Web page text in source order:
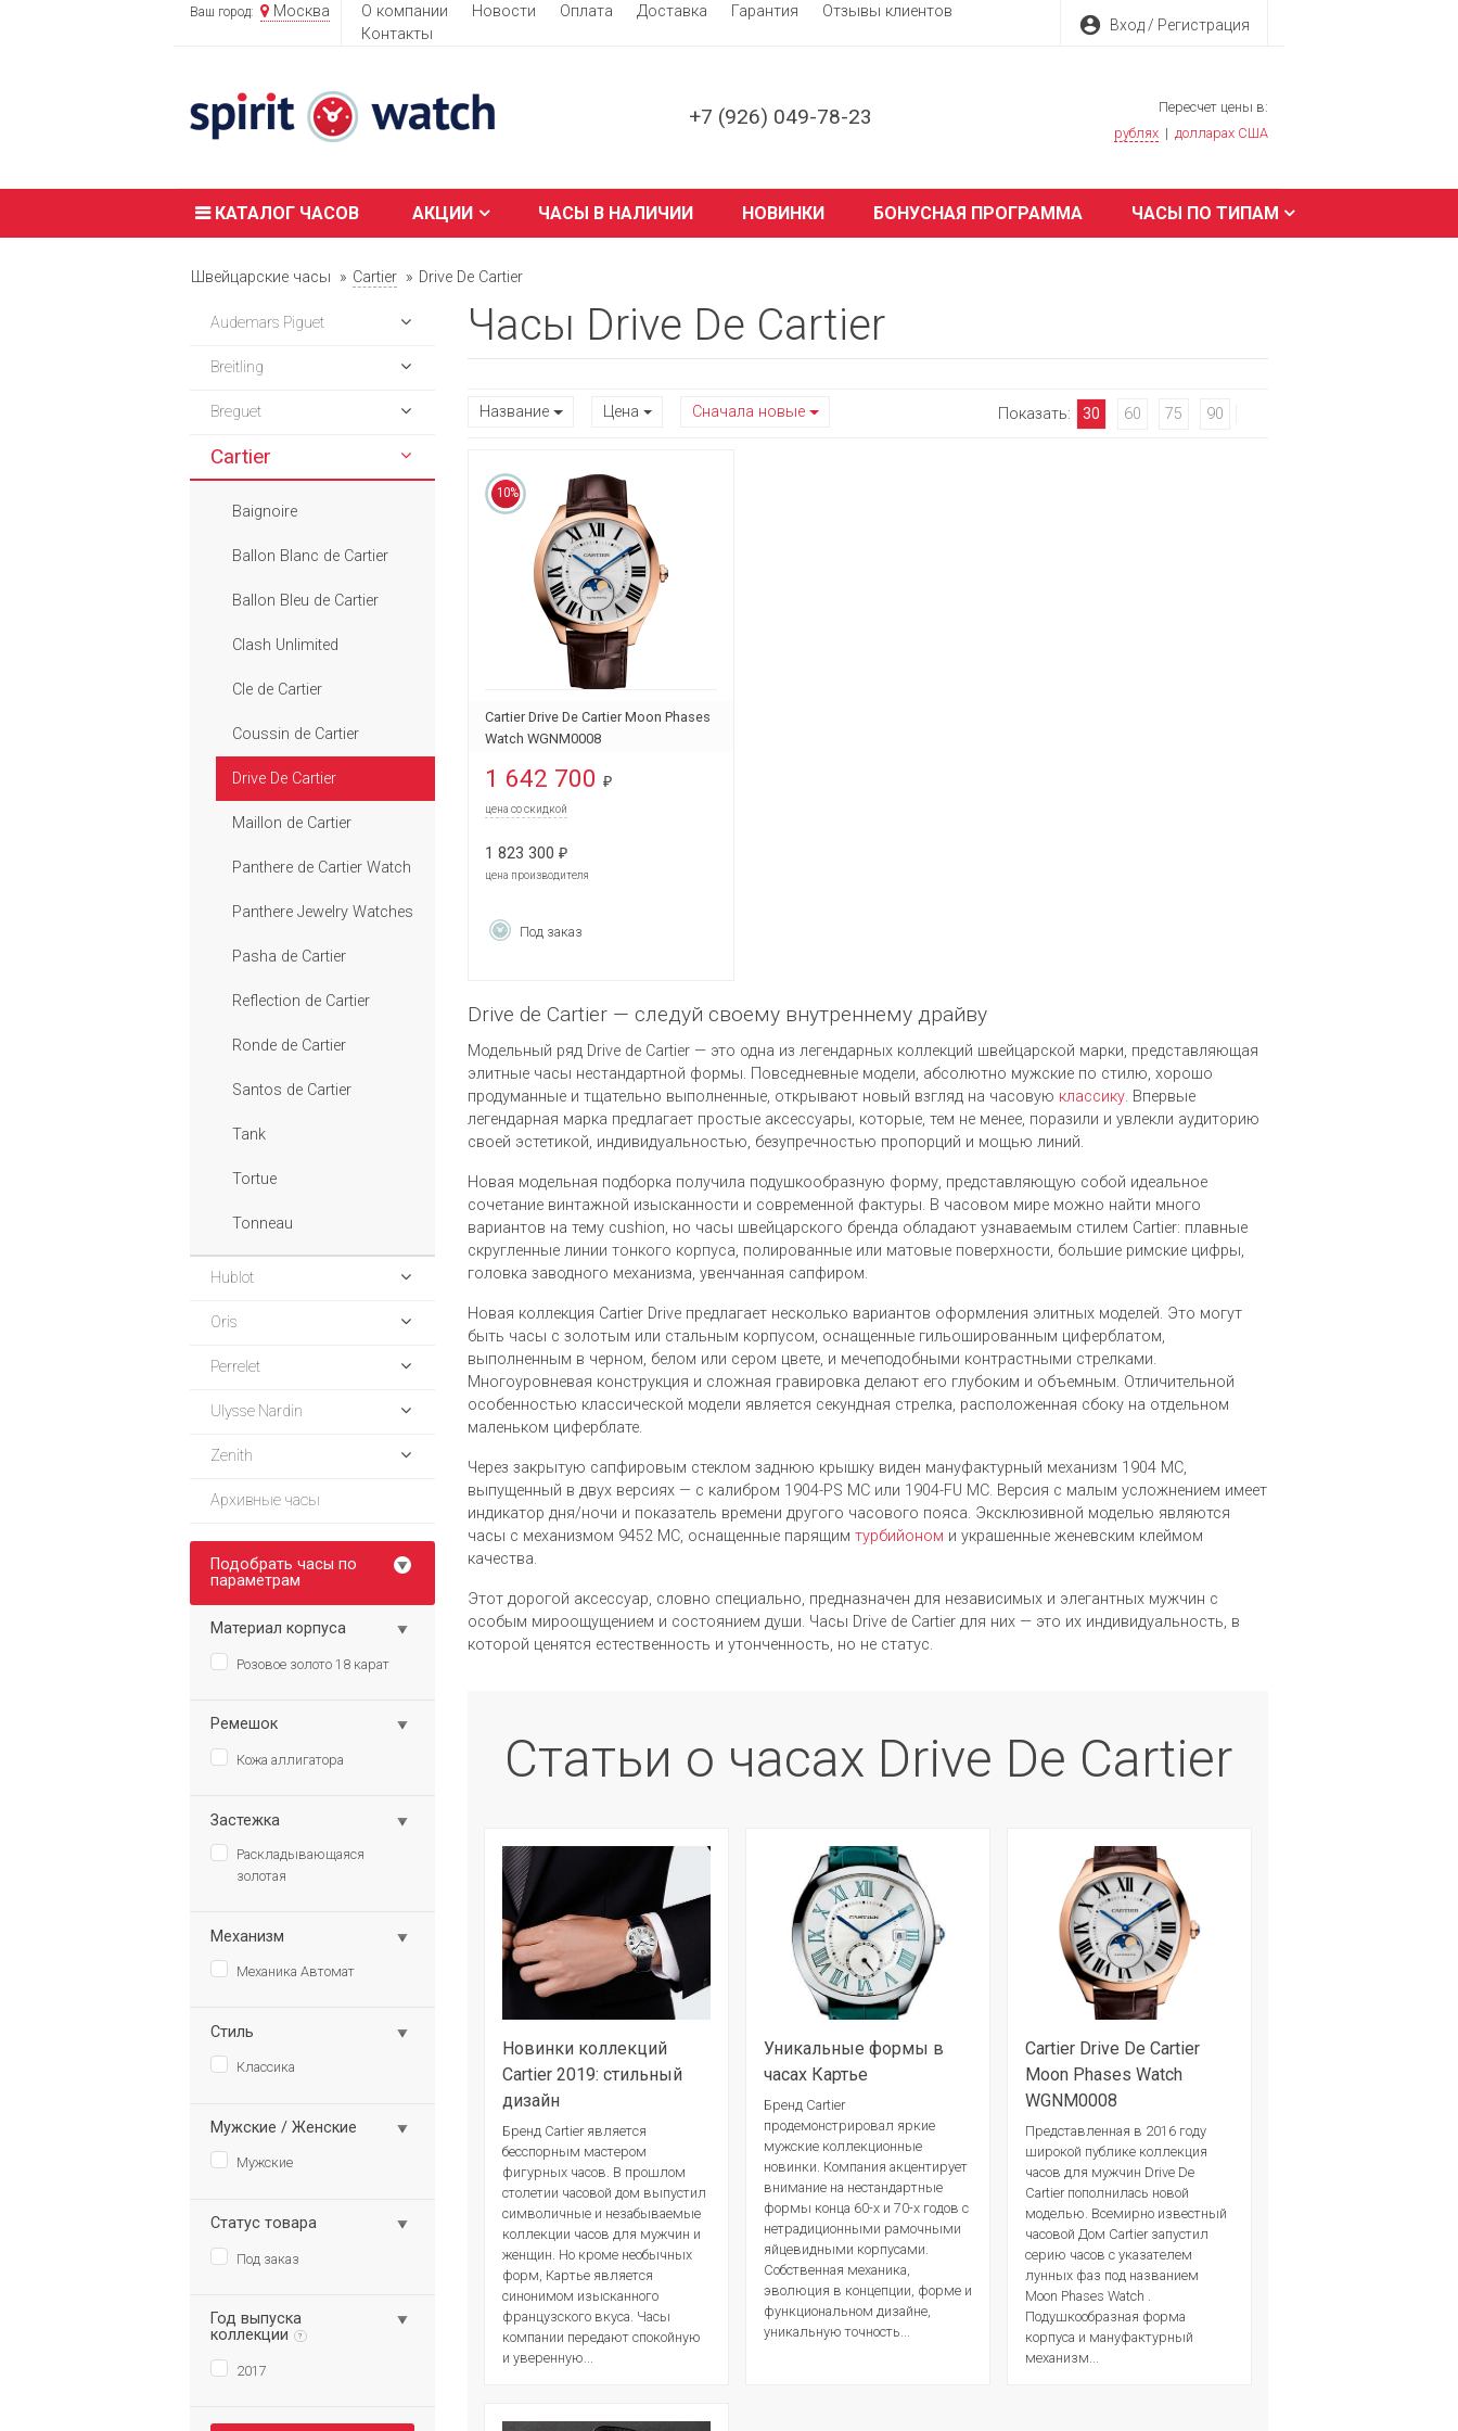
Ваш город: Москва О компании Новости Оплата Доставка Гарантия
Отзывы клиентов
Контакты
account_circle Вход / Регистрация
+7 (926) 049-78-23
Пересчет цены в:
рублях | долларах США
КАТАЛОГ ЧАСОВ АКЦИИ ЧАСЫ В НАЛИЧИИ НОВИНКИ БОНУСНАЯ ПРОГРАММА ЧАСЫ ПО ТИПАМ
Швейцарские часы Cartier Drive De Cartier
Audemars Piguet
Breitling
Breguet
Cartier
Baignoire
Ballon Blanc de Cartier
Ballon Bleu de Cartier
Clash Unlimited
Cle de Cartier
Coussin de Cartier
Drive De Cartier
Maillon de Cartier
Panthere de Cartier Watch
Panthere Jewelry Watches
Pasha de Cartier
Reflection de Cartier
Ronde de Cartier
Santos de Cartier
Tank
Tortue
Tonneau
Hublot
Oris
Perrelet
Ulysse Nardin
Zenith
Архивные часы
Подобрать часы по
параметрам
Материал корпуса
Розовое золото 18 карат
Ремешок
Кожа аллигатора
Застежка
Раскладывающаяся
золотая
Механизм
Механика Автомат
Стиль
Классика
Мужские / Женские
Мужские
Статус товара
Под заказ
Год выпуска
коллекции
?
2017
Часы Drive De Cartier
Название Цена Сначала новые Показать: 30 60 75 90
10%
Cartier Drive De Cartier Moon Phases
Watch WGNM0008
1 642 700 ₽
цена со скидкой
1 823 300 ₽
цена производителя
Под заказ
Drive de Cartier — следуй своему внутреннему драйву
Модельный ряд Drive de Cartier — это одна из легендарных коллекций швейцарской марки, представляющая
элитные часы нестандартной формы. Повседневные модели, абсолютно мужские по стилю, хорошо
продуманные и тщательно выполненные, открывают новый взгляд на часовую классику. Впервые
легендарная марка предлагает простые аксессуары, которые, тем не менее, поразили и увлекли аудиторию
своей эстетикой, индивидуальностью, безупречностью пропорций и мощью линий.
Новая модельная подборка получила подушкообразную форму, представляющую собой идеальное
сочетание винтажной изысканности и современной фактуры. В часовом мире можно найти много
вариантов на тему cushion, но часы швейцарского бренда обладают узнаваемым стилем Cartier: плавные
скругленные линии тонкого корпуса, полированные или матовые поверхности, большие римские цифры,
головка заводного механизма, увенчанная сапфиром.
Новая коллекция Cartier Drive предлагает несколько вариантов оформления элитных моделей. Это могут
быть часы с золотым или стальным корпусом, оснащенные гильошированным циферблатом,
выполненным в черном, белом или сером цвете, и мечеподобными контрастными стрелками.
Многоуровневая конструкция и сложная гравировка делают его глубоким и объемным. Отличительной
особенностью классической модели является секундная стрелка, расположенная сбоку на отдельном
маленьком циферблате.
Через закрытую сапфировым стеклом заднюю крышку виден мануфактурный механизм 1904 МС,
выпущенный в двух версиях — с калибром 1904-PS МС или 1904-FU МС. Версия с малым усложнением имеет
индикатор дня/ночи и показатель времени другого часового пояса. Эксклюзивной моделью являются
часы с механизмом 9452 МС, оснащенные парящим турбийоном и украшенные женевским клеймом
качества.
Этот дорогой аксессуар, словно специально, предназначен для независимых и элегантных мужчин с
особым мироощущением и состоянием души. Часы Drive de Cartier для них — это их индивидуальность, в
которой ценятся естественность и утонченность, но не статус.
Статьи о часах Drive De Cartier
Новинки коллекций
Cartier 2019: стильный
дизайн
Бренд Cartier является
бесспорным мастером
фигурных часов. В прошлом
столетии часовой дом выпустил
символичные и незабываемые
коллекции часов для мужчин и
женщин. Но кроме необычных
форм, Картье является
синонимом изысканного
французского вкуса. Часы
компании передают спокойную
и уверенную...
Уникальные формы в
часах Картье
Бренд Cartier
продемонстрировал яркие
мужские коллекционные
новинки. Компания акцентирует
внимание на нестандартные
формы конца 60-х и 70-х годов с
нетрадиционными рамочными
яйцевидными корпусами.
Собственная механика,
эволюция в концепции, форме и
функциональном дизайне,
уникальную точность...
Cartier Drive De Cartier
Moon Phases Watch
WGNM0008
Представленная в 2016 году
широкой публике коллекция
часов для мужчин Drive De
Cartier пополнилась новой
моделью. Всемирно известный
часовой Дом Cartier запустил
серию часов с указателем
лунных фаз под названием
Moon Phases Watch .
Подушкообразная форма
корпуса и мануфактурный
механизм...